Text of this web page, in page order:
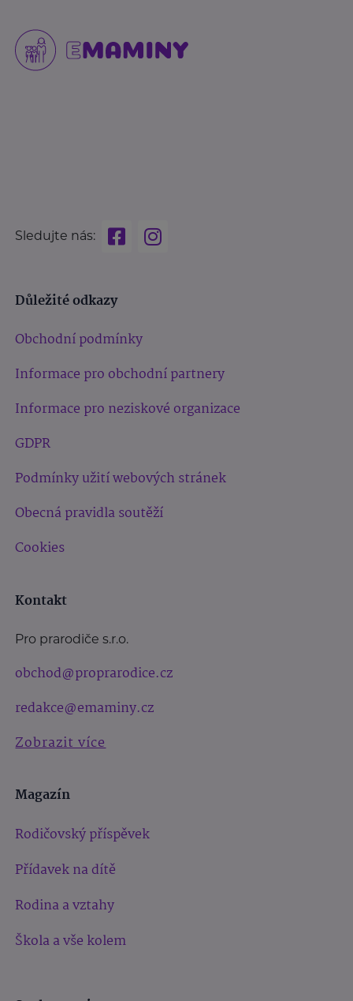
Sledujte nás:
Důležité odkazy
Obchodní podmínky
Informace pro obchodní partnery
Informace pro neziskové organizace
GDPR
Podmínky užití webových stránek
Obecná pravidla soutěží
Cookies
Kontakt
Pro prarodiče s.r.o.
obchod@proprarodice.cz
redakce@emaminy.cz
Zobrazit více
Magazín
Rodičovský příspěvek
Přídavek na dítě
Rodina a vztahy
Škola a vše kolem